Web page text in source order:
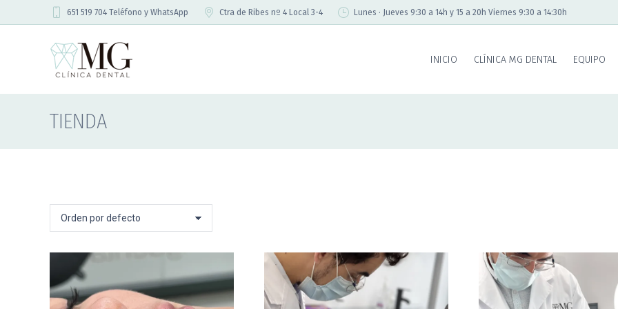
651 519 704 Teléfono y WhatsApp Ctra de Ribes nº 4 Local 3-4 Lunes · Jueves 9:30 a 14h y 15 a 20h Viernes 9:30 a 14:30h
INICIO CLÍNICA MG DENTAL EQUIPO
TIENDA